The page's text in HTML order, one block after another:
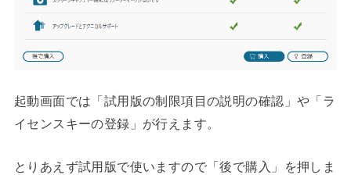
起動画面では「試用版の制限項目の説明の確認」や「ラ
イセンスキーの登録」が行えます。
とりあえず試用版で使いますので「後で購入」を押しま